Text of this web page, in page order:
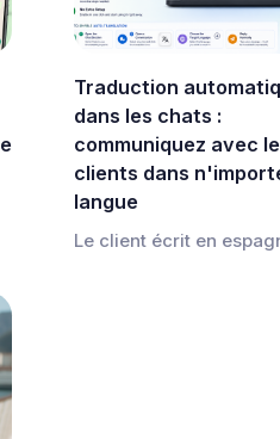
Traduction
dans les chats :
communiquez avec
clients dans
langue
Le client écrit en